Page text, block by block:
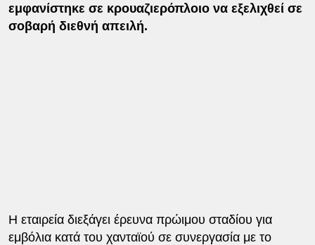
εμφανίστηκε σε κρουαζιερόπλοιο να εξελιχθεί σε
σοβαρή διεθνή απειλή.
Η εταιρεία διεξάγει έρευνα πρώιμου σταδίου για
εμβόλια κατά του χανταϊού σε συνεργασία με το